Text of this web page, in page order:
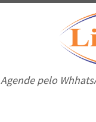
Agende pelo